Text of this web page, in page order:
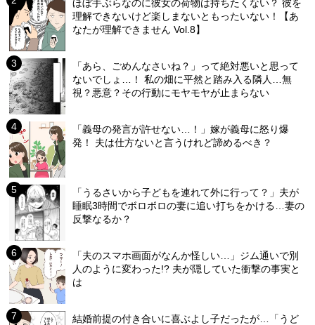
ほぼ手ぶらなのに彼女の荷物は持ちたくない？ 彼を
理解できないけど楽しまないともったいない！【あ
なたが理解できません Vol.8】
「あら、ごめんなさいね？」って絶対悪いと思って
ないでしょ…！ 私の畑に平然と踏み入る隣人…無
視？悪意？その行動にモヤモヤが止まらない
「義母の発言が許せない…！」嫁が義母に怒り爆
発！ 夫は仕方ないと言うけれど諦めるべき？
「うるさいから子どもを連れて外に行って？」夫が
睡眠3時間でボロボロの妻に追い打ちをかける…妻の
反撃なるか？
「夫のスマホ画面がなんか怪しい…」ジム通いで別
人のように変わった!? 夫が隠していた衝撃の事実と
は
結婚前提の付き合いに喜ぶよし子だったが…「うど